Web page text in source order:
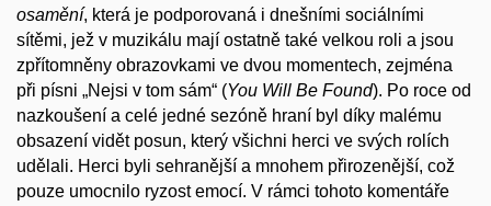
osamění, která je podporovaná i dnešními sociálními
sítěmi, jež v muzikálu mají ostatně také velkou roli a jsou
zpřítomněny obrazovkami ve dvou momentech, zejména
při písni „Nejsi v tom sám“ (You Will Be Found). Po roce od
nazkoušení a celé jedné sezóně hraní byl díky malému
obsazení vidět posun, který všichni herci ve svých rolích
udělali. Herci byli sehranější a mnohem přirozenější, což
pouze umocnilo ryzost emocí. V rámci tohoto komentáře